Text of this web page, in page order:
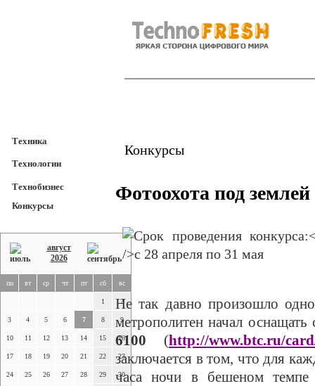
Техника
Технологии
Технобизнес
Конкурсы
август
2026
пн вт ср чт пт сб вс
1 2
3 4 5 6 7 8 9
10 11 12 13 14 15 16
17 18 19 20 21 22 23
24 25 26 27 28 29 30
Конкурсы
Фотоохота под землей
Не так давно произошло
метрополитен начал
6100 (http://www.btc.ru/
заключается в том, что для
часа ночи в бешеном